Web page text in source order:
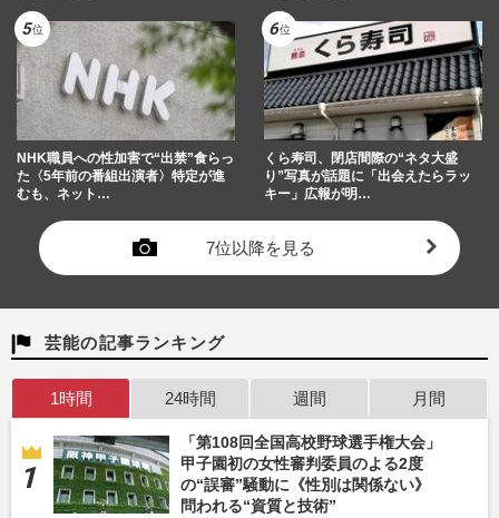
NHK職員への性加害で“出禁”食らっ
た〈5年前の番組出演者〉特定が進
むも、ネット…
くら寿司、閉店間際の“ネタ大盛
り”写真が話題に「出会えたらラッ
キー」広報が明…
7位以降を見る
芸能の記事ランキング
1時間 24時間 週間 月間
「第108回全国高校野球選手権大会」
甲子園初の女性審判委員のよる2度
の“誤審”騒動に《性別は関係ない》
問われる“資質と技術”